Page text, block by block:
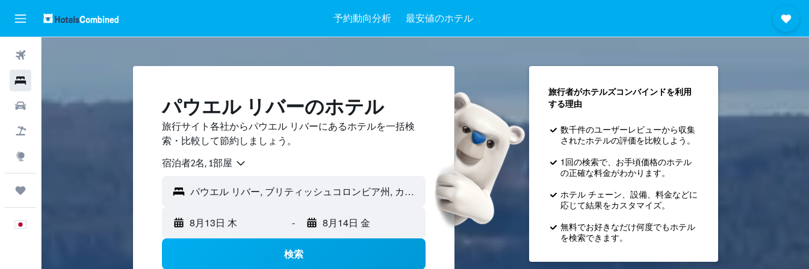
予約動向分析 最安値のホテル
レンタカー パウエル リバーのホテル
旅行サイト各社からパウエル リバーにあるホテルを一括検
索・比較して節約しましょう。
宿泊者2名, 1​部屋
8月13日 木 - 8月14日 金
検索
旅行者がホテルズコンバインド​を利用
する理由
数千件のユーザーレビューから収集
されたホテルの評価を比較しよう。
1回の検索で、お手頃価格のホテル
の正確な料金がわかります。
ホテル チェーン、設備、料金などに
応じて結果をカスタマイズ。
無料でお好きなだけ何度でもホテル
を検索できます。